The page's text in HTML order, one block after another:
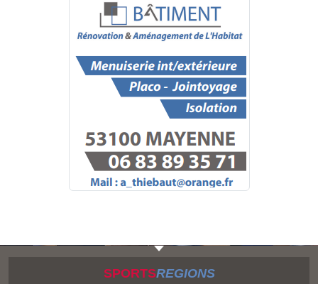
SPORTSREGIONS